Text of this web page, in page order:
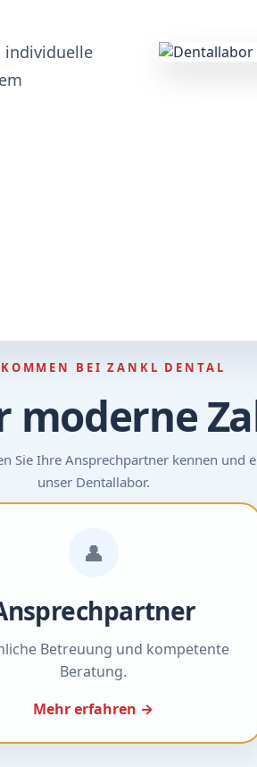
individuelle
BEI ZANKL DENTAL
Sie Ihre Ansprechpartner kennen und
unser Dentallabor.
👤
Betreuung und kompetente
Beratung.
Mehr erfahren →